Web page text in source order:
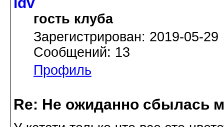
гость клуба
Зарегистрирован: 2019-05-29
Сообщений: 13
Профиль
Re: Не ожиданно сбылась